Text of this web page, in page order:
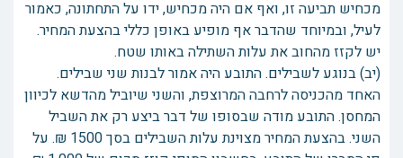
מכחיש תביעה זו, ואף אם היה מכחיש, ידו על התחתונה, כאמור
לעיל, ובמיוחד שהדבר אף מופיע באופן כללי בהצעת המחיר.
יש לקזז מהחוב את עלות השתילה באותו שטח.
(יב) בנוגע לשבילים. התובע היה אמור לבנות שני שבילים.
האחד מהכניסה לרחבה המרוצפת, והשני שיוביל מהדשא לכיוון
המחסן. התובע מודה שבסופו של דבר ביצע רק את השביל
השני. בהצעת המחיר מצוינת עלות השבילים בסך 1500 ₪. על